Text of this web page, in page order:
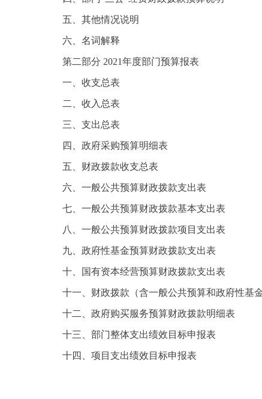
五、其他情况说明
六、名词解释
第二部分 2021年度部门预算报表
一、收支总表
二、收入总表
三、支出总表
四、政府采购预算明细表
五、财政拨款收支总表
六、一般公共预算财政拨款支出表
七、一般公共预算财政拨款基本支出表
八、一般公共预算财政拨款项目支出表
九、政府性基金预算财政拨款支出表
十、国有资本经营预算财政拨款支出表
十一、财政拨款（含一般公共预算和政府性基
十二、政府购买服务预算财政拨款明细表
十三、部门整体支出绩效目标申报表
十四、项目支出绩效目标申报表